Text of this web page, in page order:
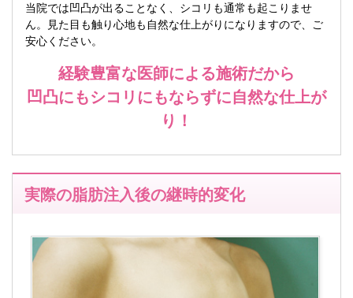
当院では凹凸が出ることなく、シコリも通常も起こりませ
ん。見た目も触り心地も自然な仕上がりになりますので、ご
安心ください。
経験豊富な医師による施術だから
凹凸にもシコリにもならずに自然な仕上が
り！
実際の脂肪注入後の継時的変化